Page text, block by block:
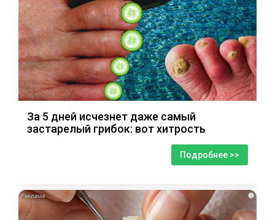
За 5 дней исчезнет даже самый
застарелый грибок: вот хитрость
Подробнее >>
i